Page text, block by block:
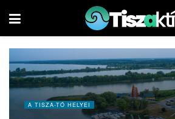
A TISZA-TÓ HELYEI